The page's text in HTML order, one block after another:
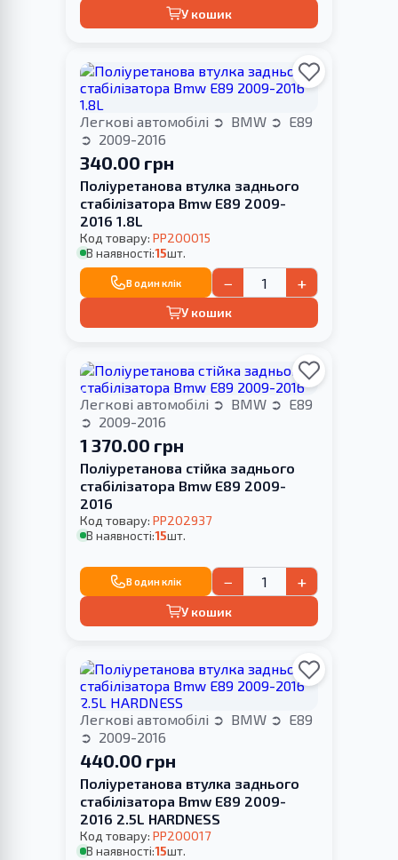
У кошик
Легкові автомобілі BMW
E89
2009-2016
340.00 грн
Поліуретанова втулка заднього
стабілізатора Bmw E89 2009-
2016 1.8L
Код товару: PP200015
В наявності:15шт.
В один клік − +
У кошик
Легкові автомобілі BMW
E89
2009-2016
1 370.00 грн
Поліуретанова стійка заднього
стабілізатора Bmw E89 2009-
2016
Код товару: PP202937
В наявності:15шт.
В один клік − +
У кошик
Легкові автомобілі BMW
E89
2009-2016
440.00 грн
Поліуретанова втулка заднього
стабілізатора Bmw E89 2009-
2016 2.5L HARDNESS
Код товару: PP200017
В наявності:15шт.